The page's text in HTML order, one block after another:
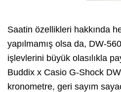
Saatin özellikleri hakkında
yapılmamış olsa da, DW-
işlevlerini büyük olasılıkla
Buddix x Casio G-Shock
kronometre, geri sayım